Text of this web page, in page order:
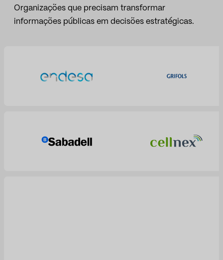
Organizações que precisam transformar
informações públicas em decisões estratégicas.